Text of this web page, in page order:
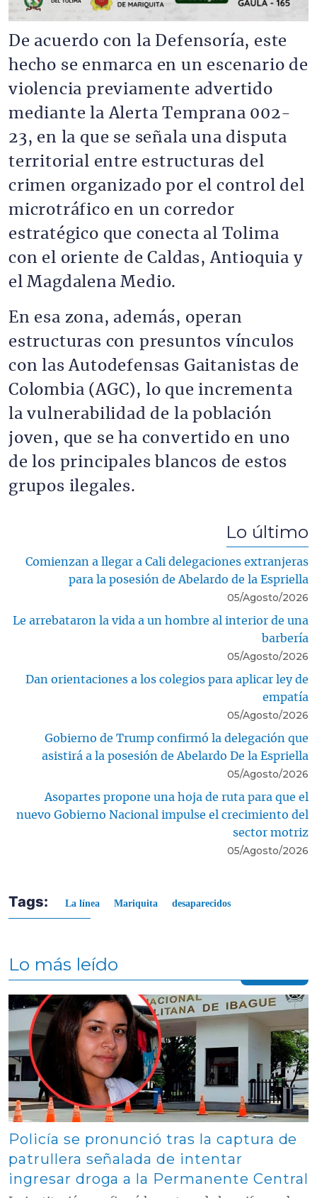
De acuerdo con la Defensoría, este
hecho se enmarca en un escenario de
violencia previamente advertido
mediante la Alerta Temprana 002-
23, en la que se señala una disputa
territorial entre estructuras del
crimen organizado por el control del
microtráfico en un corredor
estratégico que conecta al Tolima
con el oriente de Caldas, Antioquia y
el Magdalena Medio.
En esa zona, además, operan
estructuras con presuntos vínculos
con las Autodefensas Gaitanistas de
Colombia (AGC), lo que incrementa
la vulnerabilidad de la población
joven, que se ha convertido en uno
de los principales blancos de estos
grupos ilegales.
Lo último
Comienzan a llegar a Cali delegaciones extranjeras
para la posesión de Abelardo de la Espriella
05/Agosto/2026
Le arrebataron la vida a un hombre al interior de una
barbería
05/Agosto/2026
Dan orientaciones a los colegios para aplicar ley de
empatía
05/Agosto/2026
Gobierno de Trump confirmó la delegación que
asistirá a la posesión de Abelardo De la Espriella
05/Agosto/2026
Asopartes propone una hoja de ruta para que el
nuevo Gobierno Nacional impulse el crecimiento del
sector motriz
05/Agosto/2026
Tags: La línea Mariquita desaparecidos
Lo más leído
Contenido multimedia principal
Policía se pronunció tras la captura de
patrullera señalada de intentar
ingresar droga a la Permanente Central